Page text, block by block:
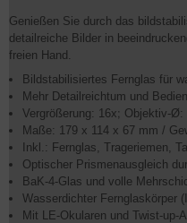
Genießen Sie durch das
detailreiche Bilder in
freien Hand.
Bildstabilisiertes Fernglas für
Mehr Detailreichtum und
Vergrößerung: 16x; Objektiv-
Maße: 179 x 114 x 67 mm /
Inkl.: Fernglas, Trageriemen,
Optischer Prismenausgleich
BaK-4-Glas und volle
Wasserdichter Fernglaskörper
Mit LE-Okularen und Twist-up-